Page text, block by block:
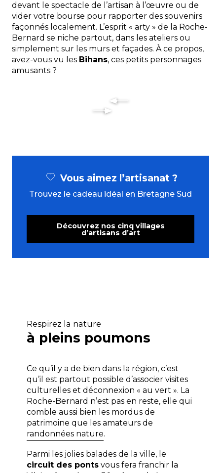
devant le spectacle de l’artisan à l’œuvre ou de
vider votre bourse pour rapporter des souvenirs
façonnés localement. L’esprit « arty » de la Roche-
Bernard se niche partout, dans les ateliers ou
simplement sur les murs et façades. À ce propos,
avez-vous vu les Bihans, ces petits personnages
amusants ?
Vous aimez l’artisanat ?
Trouvez le cadeau idéal en Bretagne Sud
Découvrez nos cinq villages
d’artisans d’art
Respirez la nature
à pleins poumons
Ce qu’il y a de bien dans la région, c’est
qu’il est partout possible d’associer visites
culturelles et déconnexion « au vert ». La
Roche-Bernard n’est pas en reste, elle qui
comble aussi bien les mordus de
patrimoine que les amateurs de
randonnées nature.
Parmi les jolies balades de la ville, le
circuit des ponts vous fera franchir la